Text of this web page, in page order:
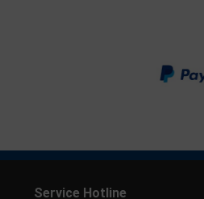
Service Hotline